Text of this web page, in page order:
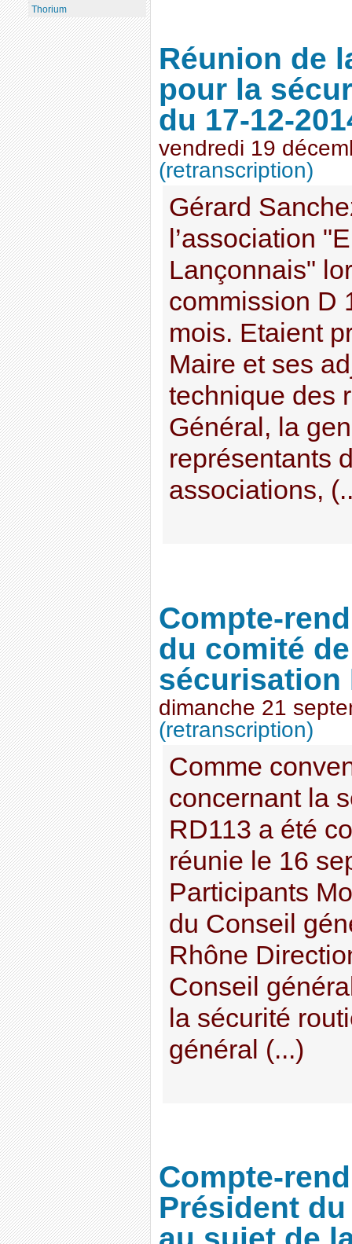
Réunion de
pour la
du 17-12-
vendredi 19
(retranscription)
Gérard
l’association
Lançonnais"
commission D
mois. Etaient
Maire et ses
technique des
Général, la
représentants
associations,
Compte-
du comité
sécurisation
dimanche 21
(retranscription)
Comme
concernant la
RD113 a été
réunie le 16
Participants
du Conseil
Rhône
Conseil
la sécurité
général (...)
Compte-
Président
Thorium